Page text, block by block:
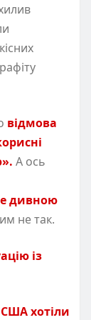
відмова
А ось
дивною
не так.
із
США хотіли